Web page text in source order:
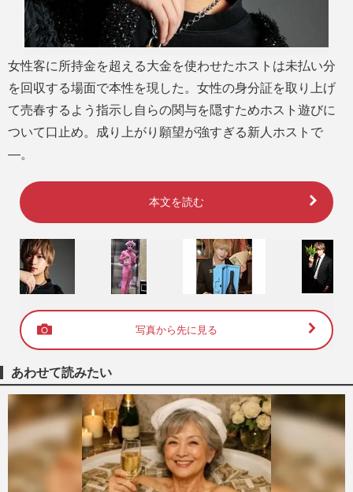
女性客に所持金を超える大金を使わせたホストは未払い分
を回収する場面で本性を現した。女性の身分証を取り上げ
て売春するよう指示し自らの関与を隠すためホスト遊びに
ついて口止め。成り上がり願望が強すぎる新人ホストで
―。
本文を読む
写真から先に見る
あわせて読みたい